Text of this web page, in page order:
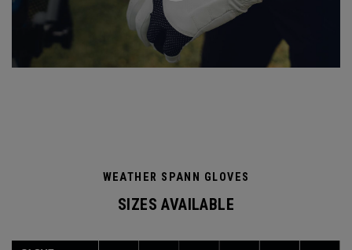
WEATHER SPANN GLOVES
SIZES AVAILABLE